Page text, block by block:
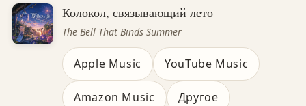
Колокол, связывающий лето
The Bell That Binds Summer
Apple Music YouTube Music
Amazon Music Другое